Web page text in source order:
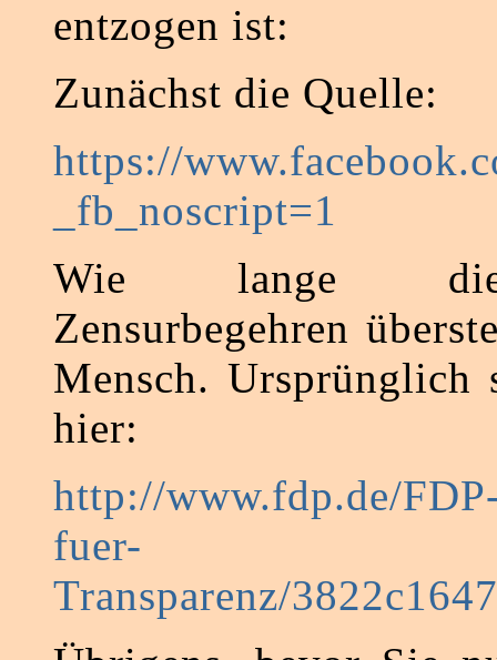
entzogen ist:
Zunächst die Quelle:
https://
_fb_noscript=1
Wie lange
Zensurbegehren
Mensch. Ursprünglich
hier:
http://www.fdp.de/
fuer-
Transparenz/